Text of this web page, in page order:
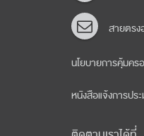
สายตร
นโยบายการคุ้มค
หนังสือแจ้งการป